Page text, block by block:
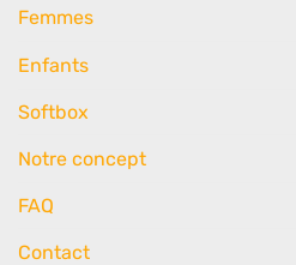
Femmes
Enfants
Softbox
Notre concept
FAQ
Contact